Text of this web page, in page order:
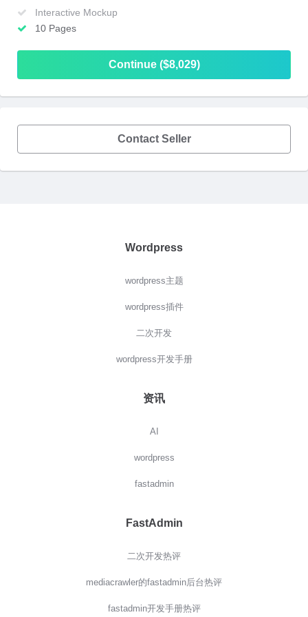
Interactive Mockup
10 Pages
Continue ($8,029)
Contact Seller
Wordpress
wordpress主题
wordpress插件
二次开发
wordpress开发手册
资讯
AI
wordpress
fastadmin
FastAdmin
二次开发热评
mediacrawler的fastadmin后台热评
fastadmin开发手册热评